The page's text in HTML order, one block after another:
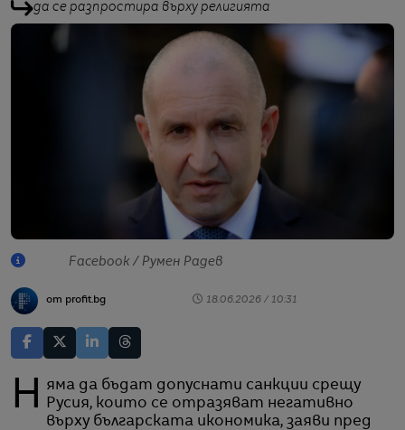
да се разпростира върху религията
Facebook / Румен Радев
от profit.bg 18.06.2026 / 10:31
Няма да бъдат допуснати санкции срещу
Русия, които се отразяват негативно
върху българската икономика, заяви пред